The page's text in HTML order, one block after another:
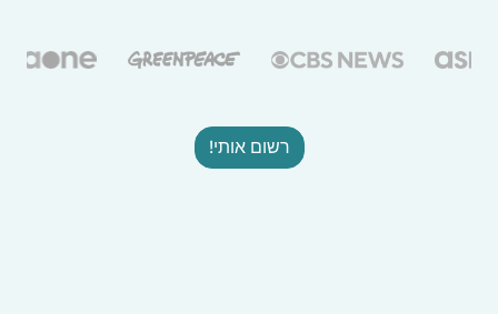
רשום אותי!